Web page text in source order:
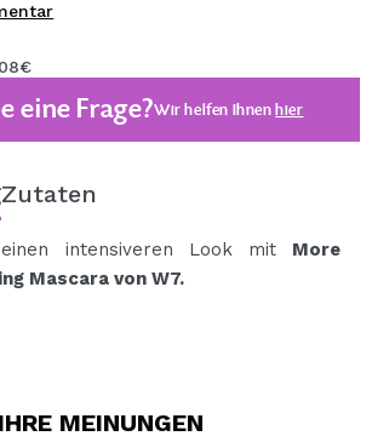
eine Frage?Wir helfen Ihnenhier
Zutaten
intensiveren Look mit More
Mascara von W7.
wirken Ihre Wimpern nach dem
IHRE MEINUNGEN